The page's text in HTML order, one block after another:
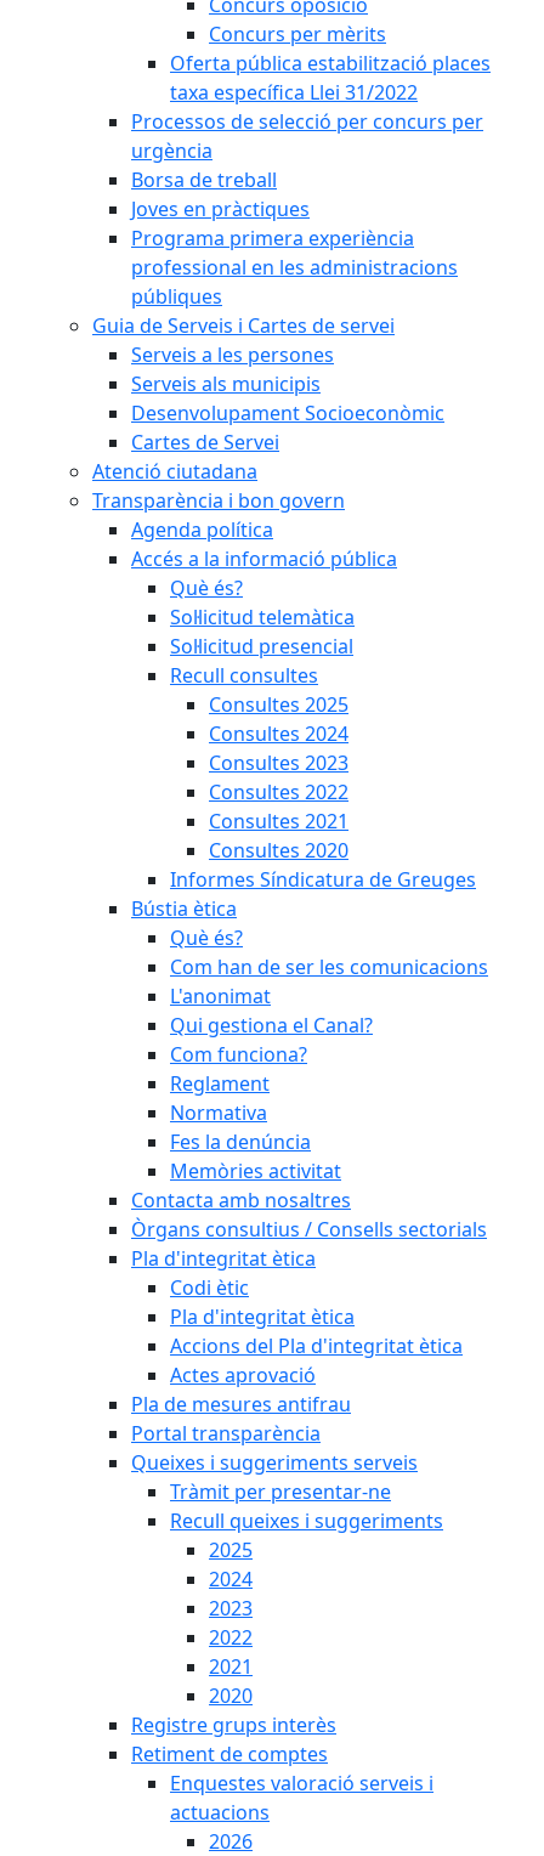
Concurs per mèrits
Oferta pública estabilització places
taxa específica Llei 31/2022
Processos de selecció per concurs per
urgència
Borsa de treball
Joves en pràctiques
Programa primera experiència
professional en les administracions
públiques
Guia de Serveis i Cartes de servei
Serveis a les persones
Serveis als municipis
Desenvolupament Socioeconòmic
Cartes de Servei
Atenció ciutadana
Transparència i bon govern
Agenda política
Accés a la informació pública
Què és?
Sol·licitud telemàtica
Sol·licitud presencial
Recull consultes
Consultes 2025
Consultes 2024
Consultes 2023
Consultes 2022
Consultes 2021
Consultes 2020
Informes Síndicatura de Greuges
Bústia ètica
Què és?
Com han de ser les comunicacions
L'anonimat
Qui gestiona el Canal?
Com funciona?
Reglament
Normativa
Fes la denúncia
Memòries activitat
Contacta amb nosaltres
Òrgans consultius / Consells sectorials
Pla d'integritat ètica
Codi ètic
Pla d'integritat ètica
Accions del Pla d'integritat ètica
Actes aprovació
Pla de mesures antifrau
Portal transparència
Queixes i suggeriments serveis
Tràmit per presentar-ne
Recull queixes i suggeriments
2025
2024
2023
2022
2021
2020
Registre grups interès
Retiment de comptes
Enquestes valoració serveis i
actuacions
2026